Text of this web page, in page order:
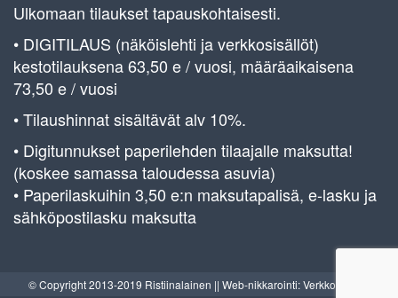
Ulkomaan tilaukset tapauskohtaisesti.
• DIGITILAUS (näköislehti ja verkkosisällöt)
kestotilauksena 63,50 e / vuosi, määräaikaisena
73,50 e / vuosi
• Tilaushinnat sisältävät alv 10%.
• Digitunnukset paperilehden tilaajalle maksutta!
(koskee samassa taloudessa asuvia)
• Paperilaskuihin 3,50 e:n maksutapalisä, e-lasku ja
sähköpostilasku maksutta
© Copyright 2013-2019 Ristiinalainen || Web-nikkarointi: Verkkoverstas